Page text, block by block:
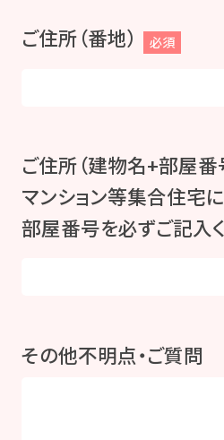
ご住所（番地） 必須
ご住所（建物名+部屋番
マンション等集合住宅
部屋番号を必ずご記入く
その他不明点・ご質問